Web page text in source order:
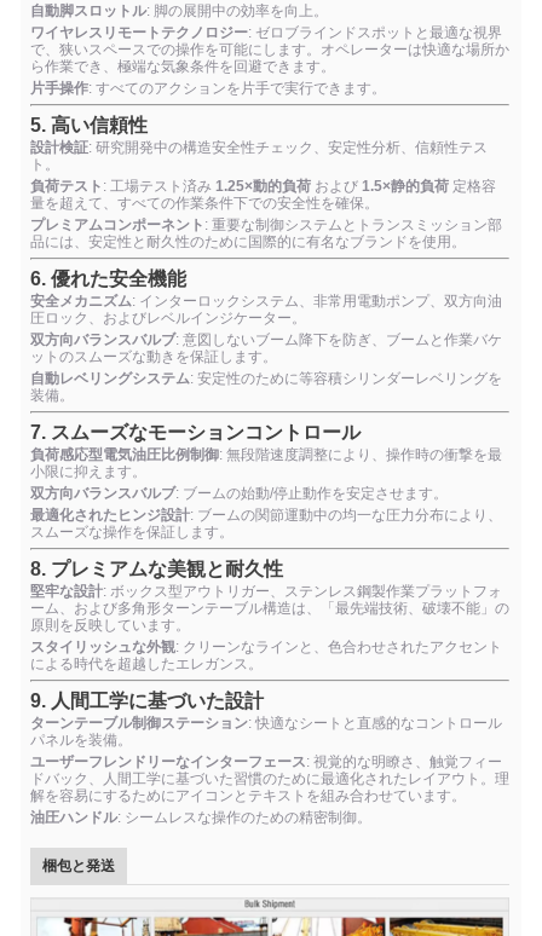
自動脚スロットル: 脚の展開中の効率を向上。
ワイヤレスリモートテクノロジー: ゼロブラインドスポットと最適な視界
で、狭いスペースでの操作を可能にします。オペレーターは快適な場所か
ら作業でき、極端な気象条件を回避できます。
片手操作: すべてのアクションを片手で実行できます。
5. 高い信頼性
設計検証: 研究開発中の構造安全性チェック、安定性分析、信頼性テス
ト。
負荷テスト : 工場テスト済み 1.25×動的負荷 および 1.5×静的負荷 定格容
量を超えて、すべての作業条件下での安全性を確保。
プレミアムコンポーネント : 重要な制御システムとトランスミッション部
品には、安定性と耐久性のために国際的に有名なブランドを使用。
6. 優れた安全機能
安全メカニズム: インターロックシステム、非常用電動ポンプ、双方向油
圧ロック、およびレベルインジケーター。
双方向バランスバルブ: 意図しないブーム降下を防ぎ、ブームと作業バケ
ットのスムーズな動きを保証します。
自動レベリングシステム: 安定性のために等容積シリンダーレベリングを
装備。
7. スムーズなモーションコントロール
負荷感応型電気油圧比例制御: 無段階速度調整により、操作時の衝撃を最
小限に抑えます。
双方向バランスバルブ: ブームの始動/停止動作を安定させます。
最適化されたヒンジ設計: ブームの関節運動中の均一な圧力分布により、
スムーズな操作を保証します。
8. プレミアムな美観と耐久性
堅牢な設計: ボックス型アウトリガー、ステンレス鋼製作業プラットフォ
ーム、および多角形ターンテーブル構造は、「最先端技術、破壊不能」の
原則を反映しています。
スタイリッシュな外観: クリーンなラインと、色合わせされたアクセント
による時代を超越したエレガンス。
9. 人間工学に基づいた設計
ターンテーブル制御ステーション: 快適なシートと直感的なコントロール
パネルを装備。
ユーザーフレンドリーなインターフェース: 視覚的な明瞭さ、触覚フィー
ドバック、人間工学に基づいた習慣のために最適化されたレイアウト。理
解を容易にするためにアイコンとテキストを組み合わせています。
油圧ハンドル: シームレスな操作のための精密制御。
梱包と発送